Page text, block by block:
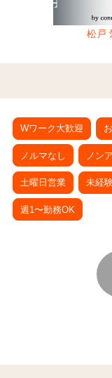
松戸
Wワーク大歓迎
ノルマなし ノン
土曜日営業 未経
週1〜勤務OK